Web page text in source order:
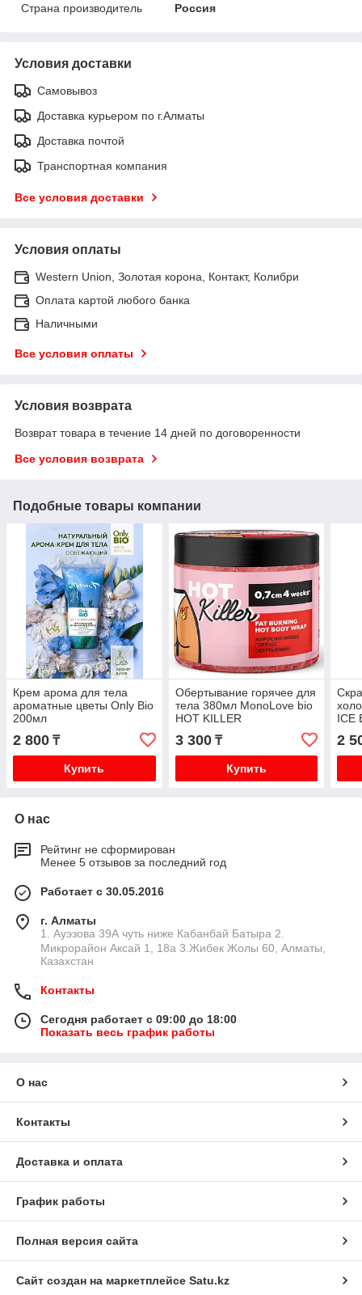
Страна производитель
Россия
Условия доставки
Самовывоз
Доставка курьером по г.Алматы
Доставка почтой
Транспортная компания
Все условия доставки
Условия оплаты
Western Union, Золотая корона, Контакт, Колибри
Оплата картой любого банка
Наличными
Все условия оплаты
Условия возврата
Возврат товара в течение 14 дней по договоренности
Все условия возврата
Подобные товары компании
Крем арома для тела
ароматные цветы Only Bio
200мл
2 800 ₸
Купить
Обертывание горячее для
тела 380мл MonoLove bio
HOT KILLER
3 300₸
Купить
ICE
2
О нас
Рейтинг не сформирован
Менее 5 отзывов за последний год
Работает с 30.05.2016
г. Алматы
1. Ауэзова 39А чуть ниже Кабанбай Батыра ㅤㅤㅤㅤㅤㅤㅤㅤㅤㅤㅤㅤㅤㅤ2. ​
Микрорайон Аксай 1, 18а 3.Жибек Жолы 60, Алматы,
Казахстан
Контакты
Сегодня работает с 09:00 до 18:00
Показать весь график работы
О нас
Контакты
Доставка и оплата
График работы
Полная версия сайта
Сайт создан на маркетплейсе Satu.kz